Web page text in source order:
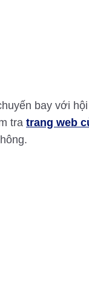
bay với
tra trang web